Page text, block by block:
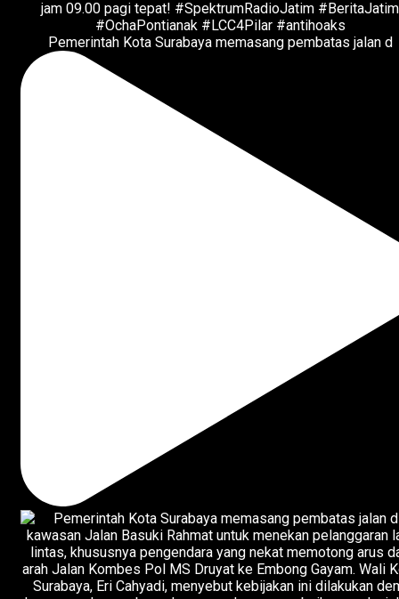
Pemerintah Kota Surabaya memasang pembatas jalan d